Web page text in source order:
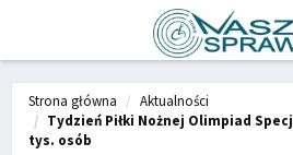
Strona główna
Aktualności
Tydzień Piłki Nożnej Olimpiad
tys. osób